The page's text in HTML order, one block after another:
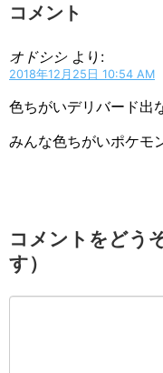
コメント
オドシシ より:
2018年12月25日 10:54 AM
色ちがいデリバード出
みんな色ちがいポケモ
コメントをどう
す）